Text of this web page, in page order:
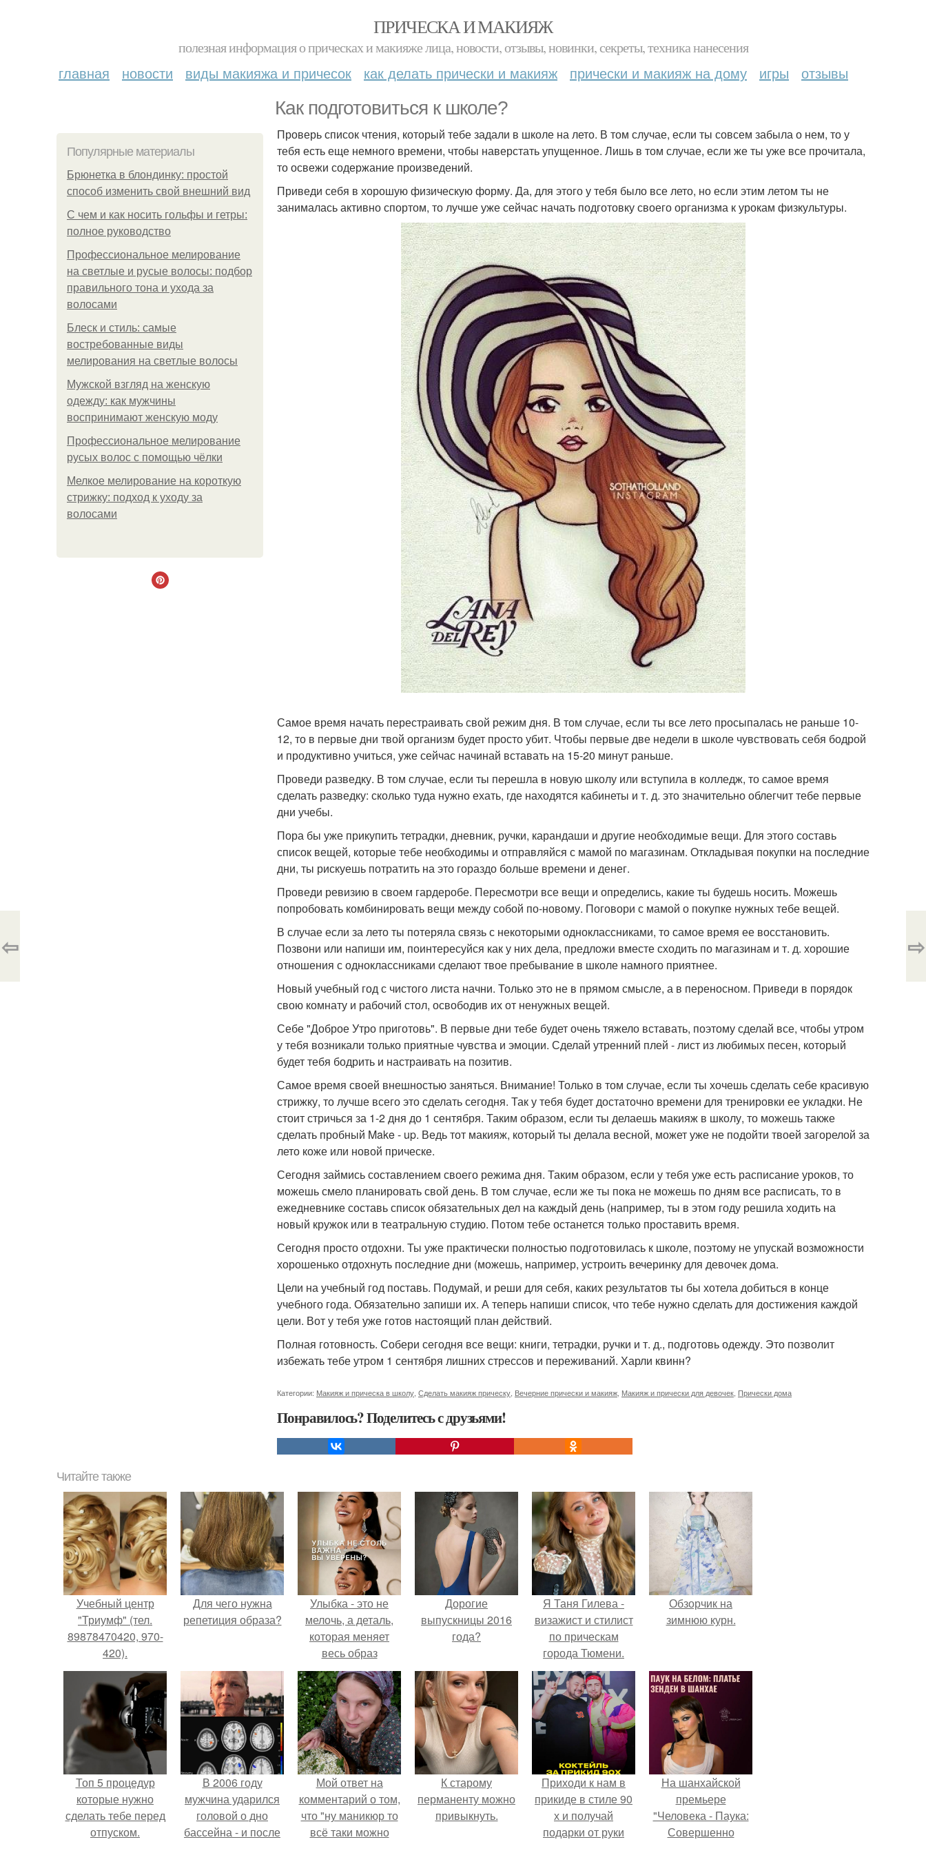
ПРИЧЕСКА И МАКИЯЖ
полезная информация о прическах и макияже лица, новости, отзывы, новинки, секреты, техника нанесения
главная новости виды макияжа и причесок как делать прически и макияж прически и макияж на дому игры отзывы
Как подготовиться к школе?
Популярные материалы
Брюнетка в блондинку: простой
способ изменить свой внешний вид
С чем и как носить гольфы и гетры:
полное руководство
Профессиональное мелирование
на светлые и русые волосы: подбор
правильного тона и ухода за
волосами
Блеск и стиль: самые
востребованные виды
мелирования на светлые волосы
Мужской взгляд на женскую
одежду: как мужчины
воспринимают женскую моду
Профессиональное мелирование
русых волос с помощью чёлки
Мелкое мелирование на короткую
стрижку: подход к уходу за
волосами
Проверь список чтения, который тебе задали в школе на лето. В том случае, если ты совсем забыла о нем, то у
тебя есть еще немного времени, чтобы наверстать упущенное. Лишь в том случае, если же ты уже все прочитала,
то освежи содержание произведений.
Приведи себя в хорошую физическую форму. Да, для этого у тебя было все лето, но если этим летом ты не
занималась активно спортом, то лучше уже сейчас начать подготовку своего организма к урокам физкультуры.
Самое время начать перестраивать свой режим дня. В том случае, если ты все лето просыпалась не раньше 10-
12, то в первые дни твой организм будет просто убит. Чтобы первые две недели в школе чувствовать себя бодрой
и продуктивно учиться, уже сейчас начинай вставать на 15-20 минут раньше.
Проведи разведку. В том случае, если ты перешла в новую школу или вступила в колледж, то самое время
сделать разведку: сколько туда нужно ехать, где находятся кабинеты и т. д. это значительно облегчит тебе первые
дни учебы.
Пора бы уже прикупить тетрадки, дневник, ручки, карандаши и другие необходимые вещи. Для этого составь
список вещей, которые тебе необходимы и отправляйся с мамой по магазинам. Откладывая покупки на последние
дни, ты рискуешь потратить на это гораздо больше времени и денег.
Проведи ревизию в своем гардеробе. Пересмотри все вещи и определись, какие ты будешь носить. Можешь
попробовать комбинировать вещи между собой по-новому. Поговори с мамой о покупке нужных тебе вещей.
В случае если за лето ты потеряла связь с некоторыми одноклассниками, то самое время ее восстановить.
Позвони или напиши им, поинтересуйся как у них дела, предложи вместе сходить по магазинам и т. д. хорошие
отношения с одноклассниками сделают твое пребывание в школе намного приятнее.
Новый учебный год с чистого листа начни. Только это не в прямом смысле, а в переносном. Приведи в порядок
свою комнату и рабочий стол, освободив их от ненужных вещей.
Себе "Доброе Утро приготовь". В первые дни тебе будет очень тяжело вставать, поэтому сделай все, чтобы утром
у тебя возникали только приятные чувства и эмоции. Сделай утренний плей - лист из любимых песен, который
будет тебя бодрить и настраивать на позитив.
Самое время своей внешностью заняться. Внимание! Только в том случае, если ты хочешь сделать себе красивую
стрижку, то лучше всего это сделать сегодня. Так у тебя будет достаточно времени для тренировки ее укладки. Не
стоит стричься за 1-2 дня до 1 сентября. Таким образом, если ты делаешь макияж в школу, то можешь также
сделать пробный Make - up. Ведь тот макияж, который ты делала весной, может уже не подойти твоей загорелой за
лето коже или новой прическе.
Сегодня займись составлением своего режима дня. Таким образом, если у тебя уже есть расписание уроков, то
можешь смело планировать свой день. В том случае, если же ты пока не можешь по дням все расписать, то в
ежедневнике составь список обязательных дел на каждый день (например, ты в этом году решила ходить на
новый кружок или в театральную студию. Потом тебе останется только проставить время.
Сегодня просто отдохни. Ты уже практически полностью подготовилась к школе, поэтому не упускай возможности
хорошенько отдохнуть последние дни (можешь, например, устроить вечеринку для девочек дома.
Цели на учебный год поставь. Подумай, и реши для себя, каких результатов ты бы хотела добиться в конце
учебного года. Обязательно запиши их. А теперь напиши список, что тебе нужно сделать для достижения каждой
цели. Вот у тебя уже готов настоящий план действий.
Полная готовность. Собери сегодня все вещи: книги, тетрадки, ручки и т. д., подготовь одежду. Это позволит
избежать тебе утром 1 сентября лишних стрессов и переживаний. Харли квинн?
Категории: Макияж и прическа в школу Сделать макияж прическу Вечерние прически и макияж Макияж и прически для девочек Прически дома
Понравилось? Поделитесь с друзьями!
⇦ ⇨
Читайте также
Учебный центр
"Триумф" (тел.
89878470420, 970-
420).
Для чего нужна
репетиция образа?
Улыбка - это не
мелочь, а деталь,
которая меняет
весь образ
человека.
Дорогие
выпускницы 2016
года?
Я Таня Гилева -
визажист и стилист
по прическам
города Тюмени.
Обзорчик на
зимнюю курн.
Топ 5 процедур
которые нужно
сделать тебе перед
отпуском.
В 2006 году
мужчина ударился
головой о дно
бассейна - и после
Мой ответ на
комментарий о том,
что "ну маникюр то
всё таки можно
К старому
перманенту можно
привыкнуть.
Приходи к нам в
прикиде в стиле 90
х и получай
подарки от руки
На шанхайской
премьере
"Человека - Паука:
Совершенно